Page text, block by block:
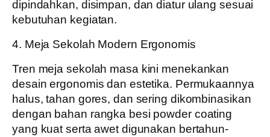
dipindahkan, disimpan, dan diatur ulang sesuai
kebutuhan kegiatan.
4. Meja Sekolah Modern Ergonomis
Tren meja sekolah masa kini menekankan
desain ergonomis dan estetika. Permukaannya
halus, tahan gores, dan sering dikombinasikan
dengan bahan rangka besi powder coating
yang kuat serta awet digunakan bertahun-